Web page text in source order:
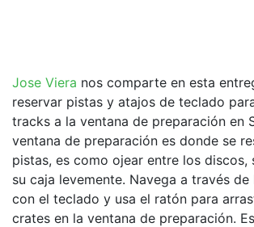
Jose Viera nos comparte en esta
reservar pistas y atajos de teclado
tracks a la ventana de preparación en
ventana de preparación es donde se
pistas, es como ojear entre los discos,
su caja levemente. Navega a través
con el teclado y usa el ratón para
crates en la ventana de preparación.